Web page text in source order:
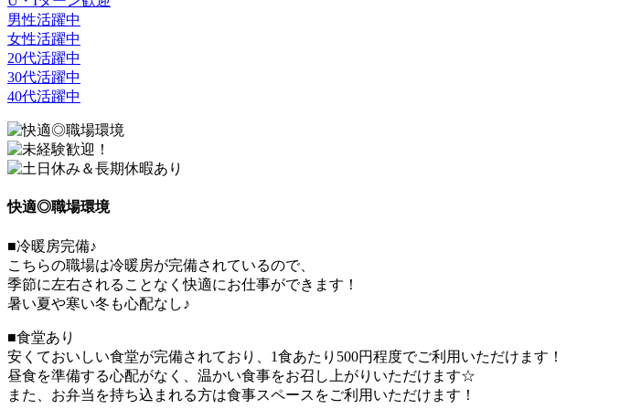
男性活躍中
女性活躍中
20代活躍中
30代活躍中
40代活躍中
快適◎職場環境
■冷暖房完備♪
こちらの職場は冷暖房が完備されているので、
季節に左右されることなく快適にお仕事ができます！
暑い夏や寒い冬も心配なし♪
■食堂あり
安くておいしい食堂が完備されており、1食あたり500円程度でご利用いただけます！
昼食を準備する心配がなく、温かい食事をお召し上がりいただけます☆
また、お弁当を持ち込まれる方は食事スペースをご利用いただけます！